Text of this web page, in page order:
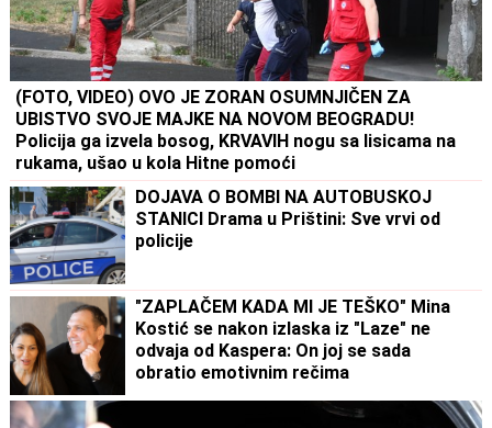
(FOTO, VIDEO) OVO JE ZORAN OSUMNJIČEN ZA
UBISTVO SVOJE MAJKE NA NOVOM BEOGRADU!
Policija ga izvela bosog, KRVAVIH nogu sa lisicama na
rukama, ušao u kola Hitne pomoći
DOJAVA O BOMBI NA AUTOBUSKOJ
STANICI Drama u Prištini: Sve vrvi od
policije
"ZAPLAČEM KADA MI JE TEŠKO" Mina
Kostić se nakon izlaska iz "Laze" ne
odvaja od Kaspera: On joj se sada
obratio emotivnim rečima